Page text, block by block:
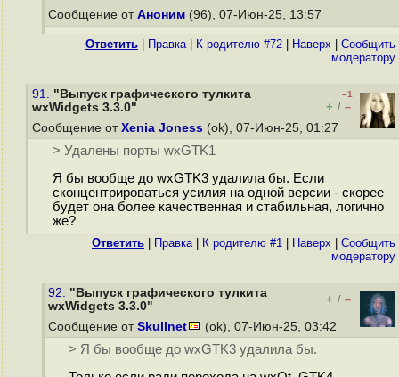
Сообщение от Аноним (96), 07-Июн-25, 13:57
Ответить Правка| К родителю #72 Наверх
Cообщить
модератору
91. "Выпуск графического тулкита
wxWidgets 3.3.0"
–1
+ / –
Сообщение от Xenia Joness (ok), 07-Июн-25, 01:27
> Удалены порты wxGTK1
Я бы вообще до wxGTK3 удалила бы. Если
сконцентрироваться усилия на одной версии - скорее
будет она более качественная и стабильная, логично
же?
Ответить Правка| К родителю #1 Наверх
Cообщить
модератору
92. "Выпуск графического тулкита
wxWidgets 3.3.0"
+ / –
Сообщение от Skullnet (ok), 07-Июн-25, 03:42
> Я бы вообще до wxGTK3 удалила бы.